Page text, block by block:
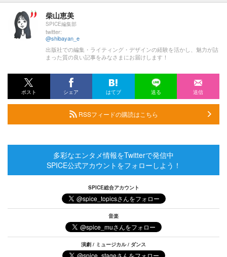
柴山恵美
SPICE編集部
twitter:
@shibayan_e
出版社での編集・ライティング・デザインの経験を活かし、魅力が詰
まった質の良い記事をみなさまにお届けします！
ポスト シェア はてブ 送る 送信
RSSフィードの購読はこちら
多彩なエンタメ情報をTwitterで発信中
SPICE公式アカウントをフォローしよう！
SPICE総合アカウント
音楽
演劇 / ミュージカル / ダンス